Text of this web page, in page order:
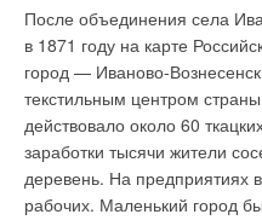
После объединения села
в 1871 году на карте
город — Иваново-
текстильным центром
действовало около 60
заработки тысячи жители
деревень. На предприятиях
рабочих. Маленький город